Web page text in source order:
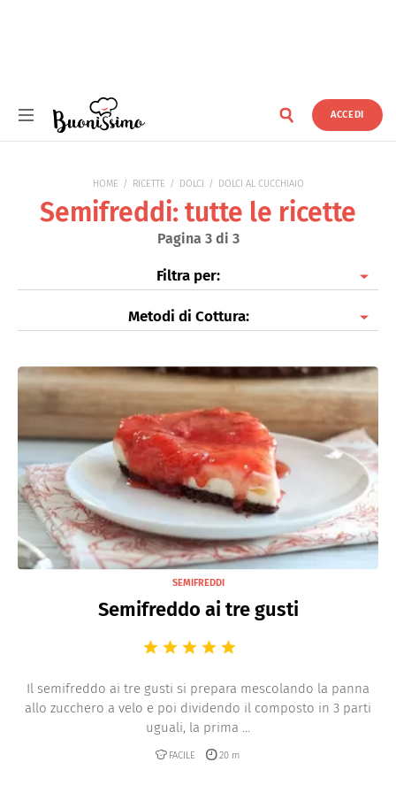
ACCEDI
HOME RICETTE DOLCI DOLCI AL CUCCHIAIO
Semifreddi: tutte le ricette
Pagina 3 di 3
Filtra per:
Creme Dolci
Tiramisù
Semifreddi
Bavarese
Metodi di Cottura:
Al forno
SEMIFREDDI
Semifreddo ai tre gusti
Il semifreddo ai tre gusti si prepara mescolando la panna
allo zucchero a velo e poi dividendo il composto in 3 parti
uguali, la prima ...
FACILE 20 m